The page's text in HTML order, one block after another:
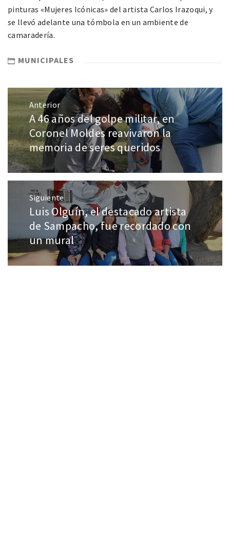
pinturas «Mujeres Icónicas» del artista Carlos Irazoqui, y
se llevó adelante una tómbola en un ambiente de
camaradería.
MUNICIPALES
Anterior
A 46 años del golpe militar, en
Coronel Moldes reavivaron la
memoria de seres queridos
Siguiente
Luis Olguín, el destacado artista
de Sampacho, fue recordado con
un mural